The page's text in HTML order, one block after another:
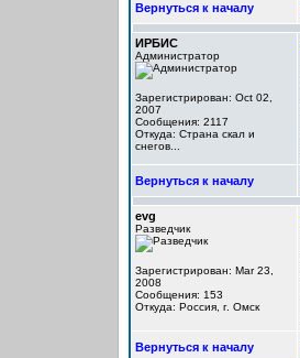
Вернуться к началу
ИРБИС
Администратор
Зарегистрирован: Oct 02,
2007
Сообщения: 2117
Откуда: Cтрана скал и
снегов...
Вернуться к началу
evg
Разведчик
Зарегистрирован: Mar 23,
2008
Сообщения: 153
Откуда: Россия, г. Омск
Вернуться к началу